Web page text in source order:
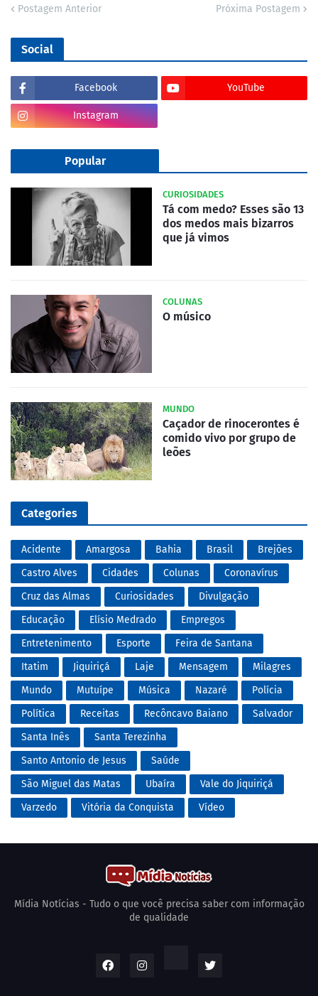
Postagem Anterior Próxima Postagem
Social
Facebook YouTube
Instagram
Popular
CURIOSIDADES
Tá com medo? Esses são 13
dos medos mais bizarros
que já vimos
COLUNAS
O músico
MUNDO
Caçador de rinocerontes é
comido vivo por grupo de
leões
Categories
Acidente Amargosa Bahia Brasil
Brejões
Castro Alves
Cidades Colunas
Coronavírus
Cruz das Almas
Curiosidades
Divulgação
Educação
Elísio Medrado
Empregos
Entretenimento
Esporte
Feira de Santana
Itatim
Jiquiriçá Laje Mensagem
Milagres
Mundo
Mutuípe Música Nazaré
Polícia
Política
Receitas Recôncavo Baiano
Salvador
Santa Inês
Santa Terezinha
Santo Antonio de Jesus
Saúde
São Miguel das Matas
Ubaíra
Vale do Jiquiriçá
Varzedo
Vitória da Conquista Vídeo
Mídia Notícias - Tudo o que você precisa saber com informação
de qualidade